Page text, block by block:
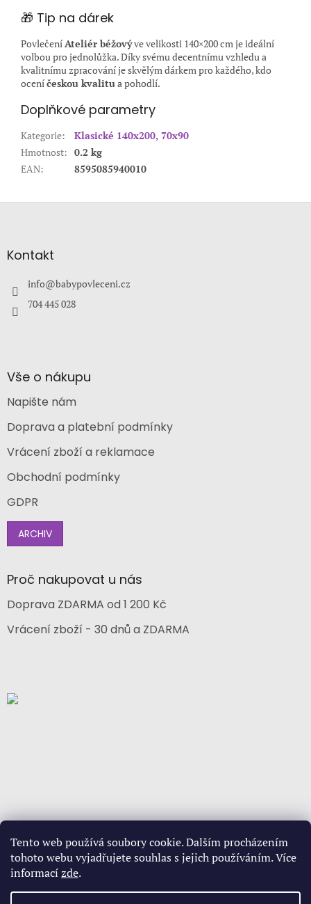
Tento web používá soubory cookie. Dalším procházením
tohoto webu vyjadřujete souhlas s jejich používáním. Více
informacízde.
🎁 Tip na dárek
PovlečeníAteliér béžovýve velikosti 140×200 cm je ideální
volbou pro jednolůžka. Díky svému decentnímu vzhledu a
kvalitnímu zpracování je skvělým dárkem pro každého, kdo
oceníčeskou kvalitua pohodlí.
Doplňkové parametry
Kategorie:
Klasické 140x200, 70x90
Hmotnost: 0.2 kg
EAN: 8595085940010
aKontakt
info@babypovleceni.cz
704 445 028
Vše o nákupu
Napište nám
Doprava a platební podmínky
Vrácení zboží a reklamace
Obchodní podmínky
GDPR
ARCHIV
Proč nakupovat u nás
Doprava ZDARMA od 1 200 Kč
Vrácení zboží - 30 dnů a ZDARMA